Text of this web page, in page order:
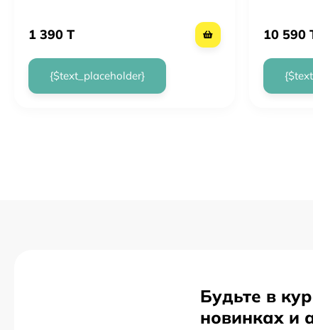
1 390 T
{$text_placeholder}
10 590
Будьте в
новинках и